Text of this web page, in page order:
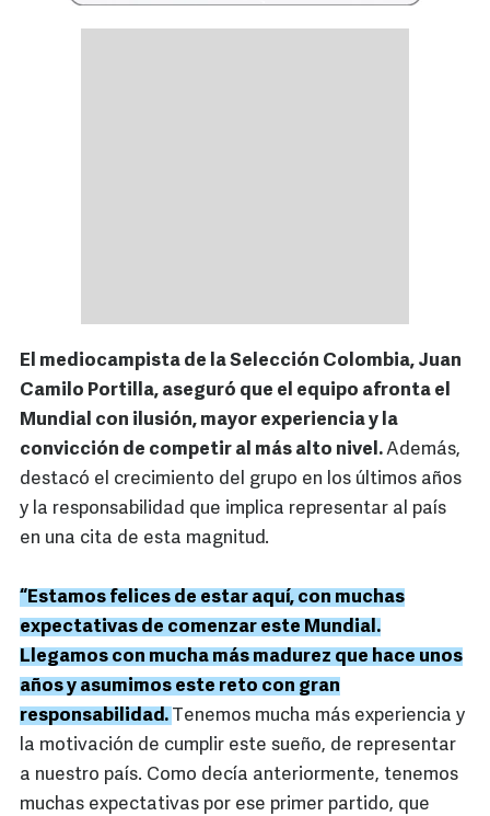
El mediocampista de la Selección Colombia, Juan
Camilo Portilla, aseguró que el equipo afronta el
Mundial con ilusión, mayor experiencia y la
convicción de competir al más alto nivel.Además,
destacó el crecimiento del grupo en los últimos años
y la responsabilidad que implica representar al país
en una cita de esta magnitud.
“Estamos felices de estar aquí, con muchas
expectativas de comenzar este Mundial.
Llegamos con mucha más madurez que hace unos
años y asumimos este reto con gran
responsabilidad. Tenemos mucha más experiencia y
la motivación de cumplir este sueño, de representar
a nuestro país. Como decía anteriormente, tenemos
muchas expectativas por ese primer partido, que